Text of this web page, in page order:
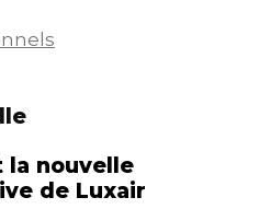
la nouvelle
de Luxair